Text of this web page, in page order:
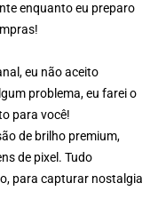
enquanto eu preparo
eu não aceito
problema, eu farei o
para você!
de brilho premium,
de pixel. Tudo
para capturar nostalgia